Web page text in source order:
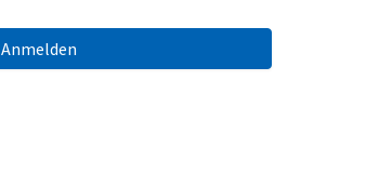
Anmelden